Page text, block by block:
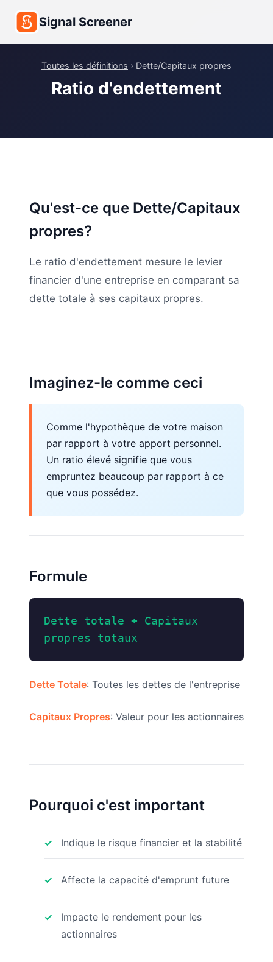
Signal Screener
Toutes les définitions › Dette/Capitaux propres
Ratio d'endettement
Qu'est-ce que Dette/Capitaux
propres?
Le ratio d'endettement mesure le levier
financier d'une entreprise en comparant sa
dette totale à ses capitaux propres.
Imaginez-le comme ceci
Comme l'hypothèque de votre maison
par rapport à votre apport personnel.
Un ratio élevé signifie que vous
empruntez beaucoup par rapport à ce
que vous possédez.
Formule
Dette totale ÷ Capitaux
propres totaux
Dette Totale: Toutes les dettes de l'entreprise
Capitaux Propres: Valeur pour les actionnaires
Pourquoi c'est important
Indique le risque financier et la stabilité
Affecte la capacité d'emprunt future
Impacte le rendement pour les
actionnaires